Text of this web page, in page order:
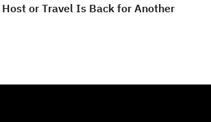
Host or Travel Is Back for Another